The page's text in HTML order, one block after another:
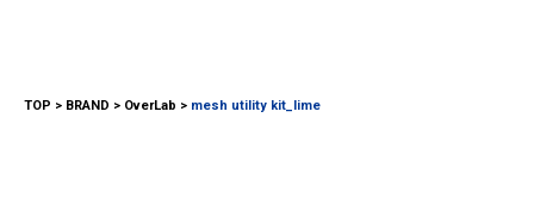
TOP BRAND OverLab mesh utility kit_lime